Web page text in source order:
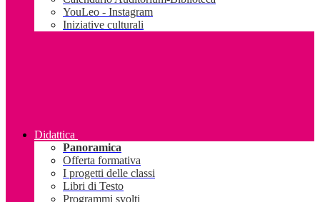
YouLeo - Instagram
Iniziative culturali
Didattica
Panoramica
Offerta formativa
I progetti delle classi
Libri di Testo
Programmi svolti